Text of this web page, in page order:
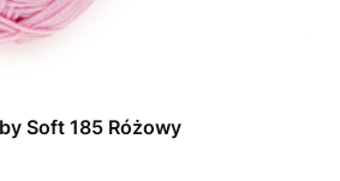
Soft 185 Różowy